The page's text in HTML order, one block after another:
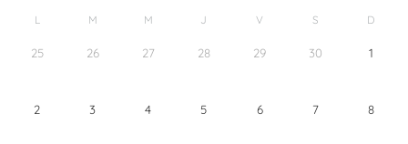
L M M J V S D
25 26 27 28 29 30 1
2 3 4 5 6 7 8